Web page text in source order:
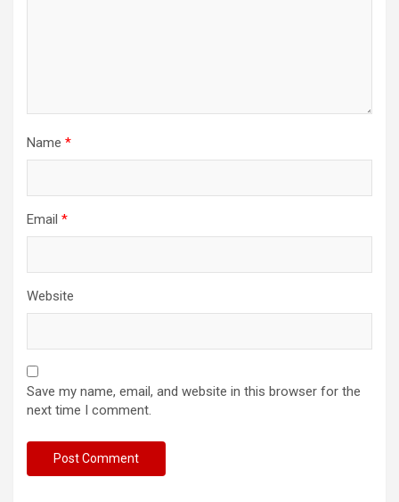
Name *
Email *
Website
Save my name, email, and website in this browser for the
next time I comment.